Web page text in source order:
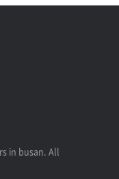
in busan. All